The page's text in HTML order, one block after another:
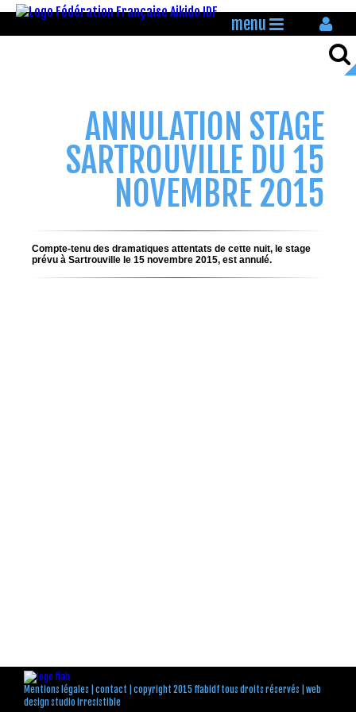
menu
ANNULATION STAGE
SARTROUVILLE DU 15
NOVEMBRE 2015
Compte-tenu des dramatiques attentats de cette nuit, le stage
prévu à Sartrouville le 15 novembre 2015, est annulé.
Mentions légales contact | copyright 2015 ffabidf tous droits réservés | web
design studio irresistible